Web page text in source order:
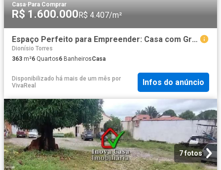
Casa·Para Comprar
R$ 1.600.000R$ 4.407/m²
Espaço Perfeito para Empreender: Casa com Grande Potencial Comercial
Dionísio Torres
363 m²6 Quartos6 BanheirosCasa
Disponibilizado há mais de um mês por
VivaReal
Infos do anúncio
7 fotos